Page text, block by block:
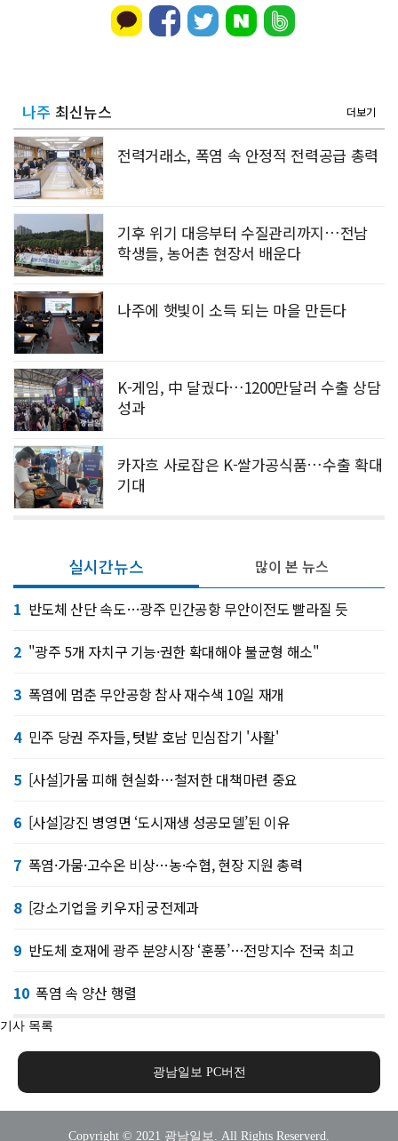
나주 최신뉴스 더보기
전력거래소, 폭염 속 안정적 전력공급 총력
기후 위기 대응부터 수질관리까지…전남
학생들, 농어촌 현장서 배운다
나주에 햇빛이 소득 되는 마을 만든다
K-게임, 中 달궜다…1200만달러 수출 상담
성과
카자흐 사로잡은 K-쌀가공식품…수출 확대
기대
실시간뉴스
1 반도체 산단 속도…광주 민간공항 무안이전도 빨라질 듯
2 "광주 5개 자치구 기능·권한 확대해야 불균형 해소"
3 폭염에 멈춘 무안공항 참사 재수색 10일 재개
4 민주 당권 주자들, 텃밭 호남 민심잡기 '사활'
5 [사설]가뭄 피해 현실화…철저한 대책마련 중요
6 [사설]강진 병영면 ‘도시재생 성공모델’된 이유
7 폭염·가뭄·고수온 비상…농·수협, 현장 지원 총력
8 [강소기업을 키우자] 궁전제과
9 반도체 호재에 광주 분양시장 ‘훈풍’…전망지수 전국 최고
10 폭염 속 양산 행렬
많이 본 뉴스
기사 목록
광남일보 PC버전
Copyright © 2021 광남일보. All Rights Reserverd.